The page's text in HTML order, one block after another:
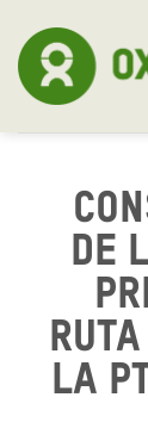
content
de
la